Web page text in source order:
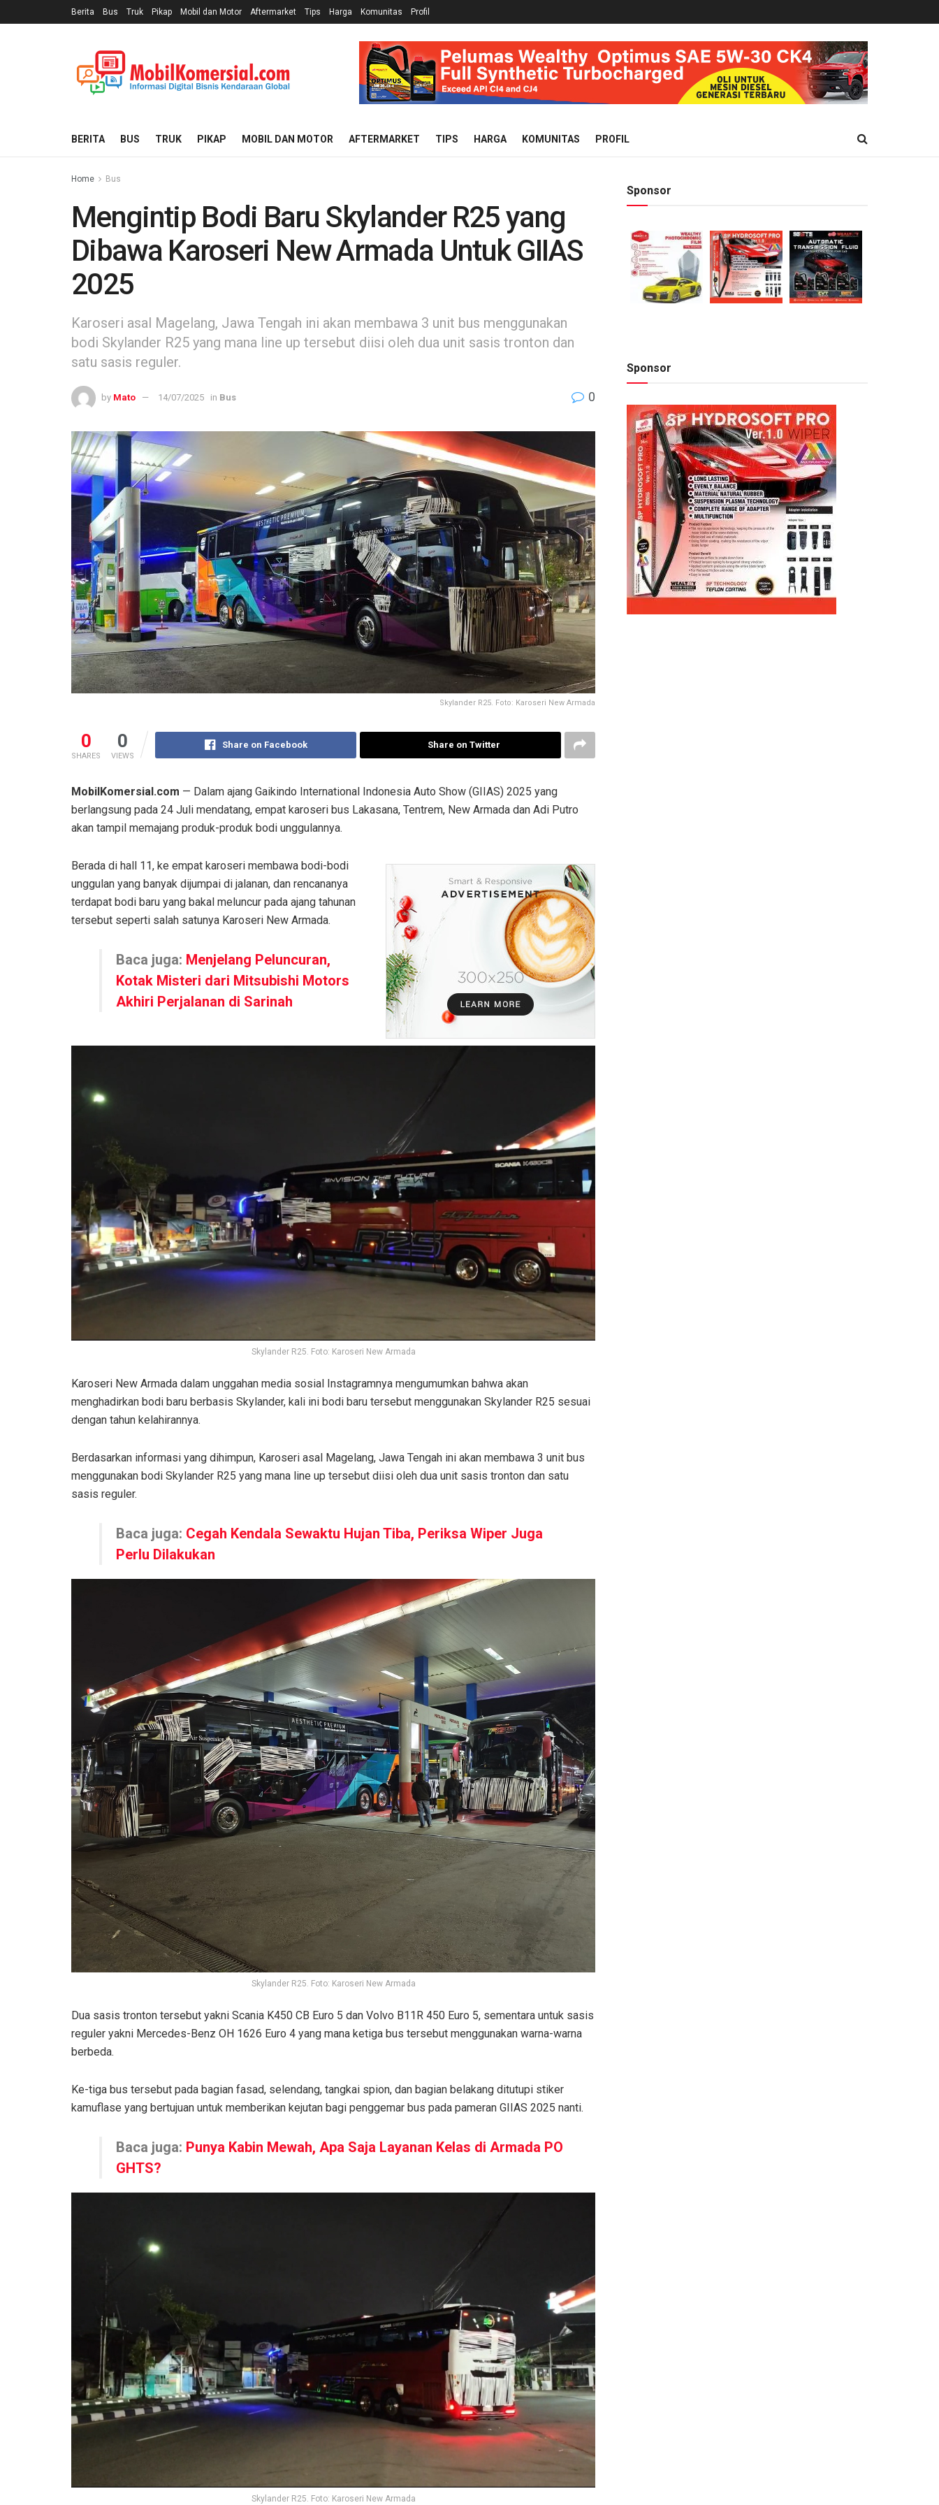
Berita Bus Truk Pikap Mobil dan Motor Aftermarket Tips Harga Komunitas Profil
BERITA BUS TRUK PIKAP MOBIL DAN MOTOR AFTERMARKET TIPS HARGA KOMUNITAS PROFIL
Home Bus
Mengintip Bodi Baru Skylander R25 yang
Dibawa Karoseri New Armada Untuk GIIAS
2025
Karoseri asal Magelang, Jawa Tengah ini akan membawa 3 unit bus menggunakan
bodi Skylander R25 yang mana line up tersebut diisi oleh dua unit sasis tronton dan
satu sasis reguler.
by Mato 14/07/2025 in Bus 0
Skylander R25. Foto: Karoseri New Armada
0
SHARES
0
VIEWS
Share on Facebook Share on Twitter
MobilKomersial.com — Dalam ajang Gaikindo International Indonesia Auto Show (GIIAS) 2025 yang
berlangsung pada 24 Juli mendatang, empat karoseri bus Lakasana, Tentrem, New Armada dan Adi Putro
akan tampil memajang produk-produk bodi unggulannya.
Berada di hall 11, ke empat karoseri membawa bodi-bodi
unggulan yang banyak dijumpai di jalanan, dan rencananya
terdapat bodi baru yang bakal meluncur pada ajang tahunan
tersebut seperti salah satunya Karoseri New Armada.
Baca juga: Menjelang Peluncuran,
Kotak Misteri dari Mitsubishi Motors
Akhiri Perjalanan di Sarinah
Skylander R25. Foto: Karoseri New Armada
Karoseri New Armada dalam unggahan media sosial Instagramnya mengumumkan bahwa akan
menghadirkan bodi baru berbasis Skylander, kali ini bodi baru tersebut menggunakan Skylander R25 sesuai
dengan tahun kelahirannya.
Berdasarkan informasi yang dihimpun, Karoseri asal Magelang, Jawa Tengah ini akan membawa 3 unit bus
menggunakan bodi Skylander R25 yang mana line up tersebut diisi oleh dua unit sasis tronton dan satu
sasis reguler.
Baca juga: Cegah Kendala Sewaktu Hujan Tiba, Periksa Wiper Juga
Perlu Dilakukan
Skylander R25. Foto: Karoseri New Armada
Dua sasis tronton tersebut yakni Scania K450 CB Euro 5 dan Volvo B11R 450 Euro 5, sementara untuk sasis
reguler yakni Mercedes-Benz OH 1626 Euro 4 yang mana ketiga bus tersebut menggunakan warna-warna
berbeda.
Ke-tiga bus tersebut pada bagian fasad, selendang, tangkai spion, dan bagian belakang ditutupi stiker
kamuflase yang bertujuan untuk memberikan kejutan bagi penggemar bus pada pameran GIIAS 2025 nanti.
Baca juga: Punya Kabin Mewah, Apa Saja Layanan Kelas di Armada PO
GHTS?
Skylander R25. Foto: Karoseri New Armada
Sponsor
Sponsor